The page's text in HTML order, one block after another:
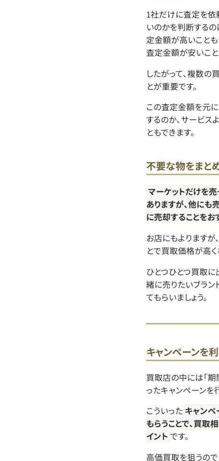
1社だけに査定を依
いのかを判断する
定金額が高いこと
査定金額が安いこと
したがって、複数
とが重要です。
この査定金額を元
するのか、サービス
ともできます。
不要な物をまと
マーケットだけを
ありますが、他に
に売却することをお
お店にもよりますが
とで買取価格が高く
ひとつひとつ買取
緒に売りたいブラン
てもらいましょう。
キャンペーンを
買取店の中には「
ったキャンペーンを
こういった キャンペ
もらうことで、買取
イント です。
高価買取を狙うの